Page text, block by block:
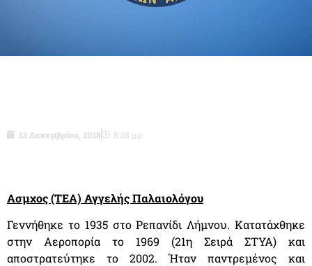
13 Δεκεμβρίου, 2018 8:28 μμ
Ασμχος (ΤΕΑ) Αγγελής Παλαιολόγου
Γεννήθηκε το 1935 στο Ρεπανίδι Λήμνου. Κατατάχθηκε
στην Αεροπορία το 1969 (21η Σειρά ΣΤΥΑ) και
αποστρατεύτηκε το 2002. Ήταν παντρεμένος και